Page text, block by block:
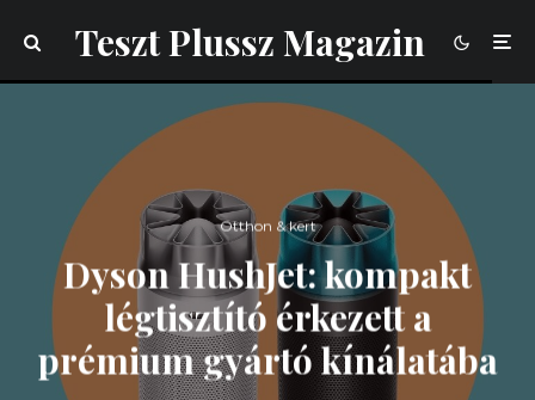
Teszt Plussz Magazin
Otthon & kert
Dyson HushJet: kompakt
légtisztító érkezett a
prémium gyártó kínálatába